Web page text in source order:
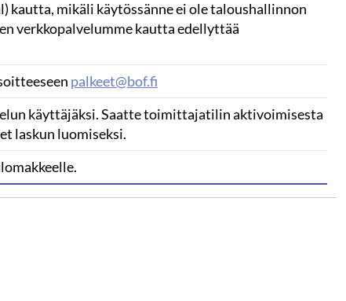
kautta, mikäli käytössänne ei ole taloushallinnon
verkkopalvelumme kautta edellyttää
palkeet@bof.fi
käyttäjäksi. Saatte toimittajatilin aktivoimisesta
laskun luomiseksi.